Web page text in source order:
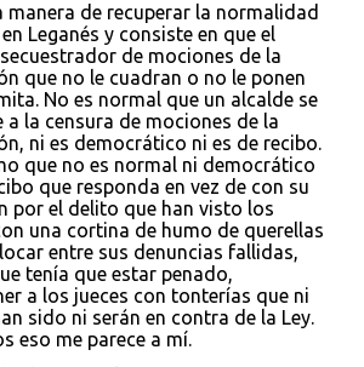
manera de recuperar la normalidad
Leganés y consiste en que el
de mociones de la
que no le cuadran o no le ponen
No es normal que un alcalde se
a la censura de mociones de la
ni es democrático ni es de recibo.
que no es normal ni democrático
que responda en vez de con su
por el delito que han visto los
una cortina de humo de querellas
entre sus denuncias fallidas,
tenía que estar penado,
a los jueces con tonterías que ni
sido ni serán en contra de la Ley.
eso me parece a mí.